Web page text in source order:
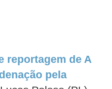
reportagem de A
pela